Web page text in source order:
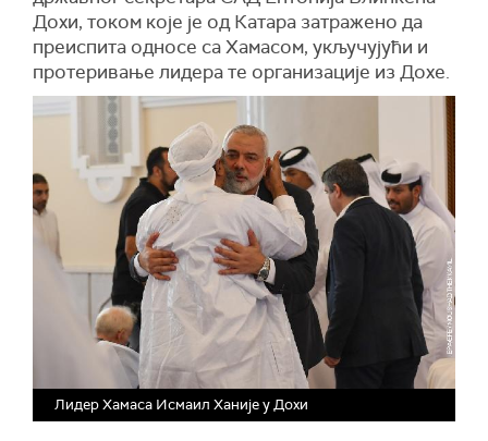
Дохи, током које је од Катара затражено да
преиспита односе са Хамасом, укључујући и
протеривање лидера те организације из Дохе.
Лидер Хамаса Исмаил Ханије у Дохи